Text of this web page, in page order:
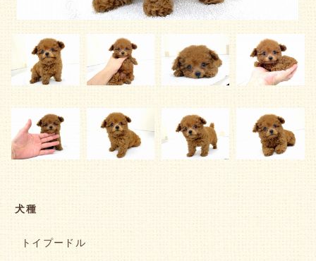
犬種
トイプードル